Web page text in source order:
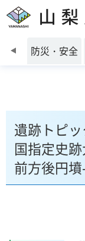
山梨県
前のスライド
防災・安全
遺跡トピ
国指定史
前方後円